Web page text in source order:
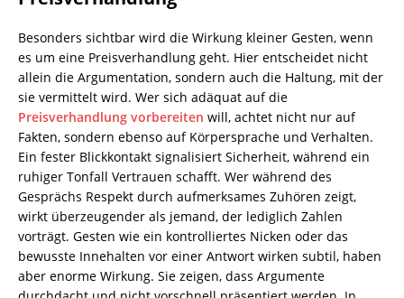
Besonders sichtbar wird die Wirkung kleiner Gesten, wenn
es um eine Preisverhandlung geht. Hier entscheidet nicht
allein die Argumentation, sondern auch die Haltung, mit der
sie vermittelt wird. Wer sich adäquat auf die
Preisverhandlung vorbereiten will, achtet nicht nur auf
Fakten, sondern ebenso auf Körpersprache und Verhalten.
Ein fester Blickkontakt signalisiert Sicherheit, während ein
ruhiger Tonfall Vertrauen schafft. Wer während des
Gesprächs Respekt durch aufmerksames Zuhören zeigt,
wirkt überzeugender als jemand, der lediglich Zahlen
vorträgt. Gesten wie ein kontrolliertes Nicken oder das
bewusste Innehalten vor einer Antwort wirken subtil, haben
aber enorme Wirkung. Sie zeigen, dass Argumente